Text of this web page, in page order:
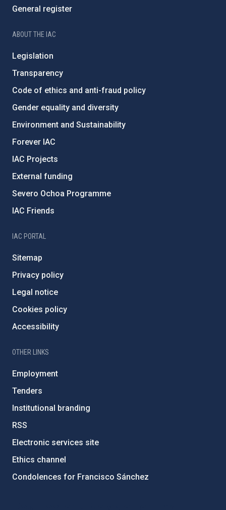
General register
ABOUT THE IAC
Legislation
Transparency
Code of ethics and anti-fraud policy
Gender equality and diversity
Environment and Sustainability
Forever IAC
IAC Projects
External funding
Severo Ochoa Programme
IAC Friends
IAC PORTAL
Sitemap
Privacy policy
Legal notice
Cookies policy
Accessibility
OTHER LINKS
Employment
Tenders
Institutional branding
RSS
Electronic services site
Ethics channel
Condolences for Francisco Sánchez